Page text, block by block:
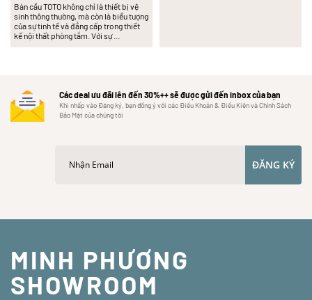
Bàn cầu TOTO không chỉ là thiết bị vệ
sinh thông thường, mà còn là biểu tượng
của sự tinh tế và đẳng cấp trong thiết
kế nội thất phòng tắm. Với sự …
Các deal ưu đãi lên đến 30%++ sẽ được gửi đến inbox của bạn
Khi nhấp vào Đăng ký, bạn đồng ý với các Điều Khoản & Điều Kiện và Chính Sách
Bảo Mật của chúng tôi
ĐĂNG KÝ
MINH PHƯƠNG
SHOWROOM